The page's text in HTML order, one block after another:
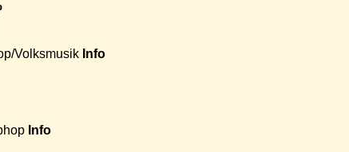
Volksmusik Info
Info